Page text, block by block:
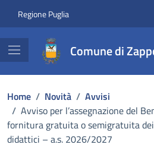
Regione Puglia
Comune di
Home / Novità / Avvisi
/ Avviso per l’assegnazione del
fornitura gratuita o semigratuita
didattici – a.s. 2026/2027